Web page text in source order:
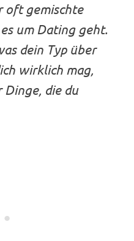
oft gemischte
um Dating geht.
dein Typ über
wirklich mag,
Dinge, die du